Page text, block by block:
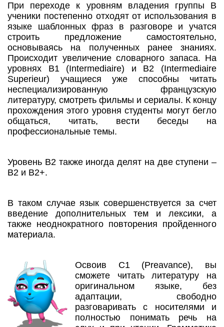
При переходе к уровням владения группы В
ученики постепенно отходят от использования в
языке шаблонных фраз в разговоре и учатся
строить предложение самостоятельно,
основываясь на полученных ранее знаниях.
Происходит увеличение словарного запаса. На
уровнях В1 (Intermediaire) и В2 (Intermediaire
Superieur) учащиеся уже способны читать
неспециализированную французскую
литературу, смотреть фильмы и сериалы. К концу
прохождения этого уровня студенты могут бегло
общаться, читать, вести беседы на
профессиональные темы.
Уровень В2 также иногда делят на две ступени –
В2 и В2+.
В таком случае язык совершенствуется за счет
введение дополнительных тем и лексики, а
также неоднократного повторения пройденного
материала.
Освоив С1 (Preavance), вы
сможете читать литературу на
оригинальном языке, без
адаптации, свободно
разговаривать с носителями и
полностью понимать речь на